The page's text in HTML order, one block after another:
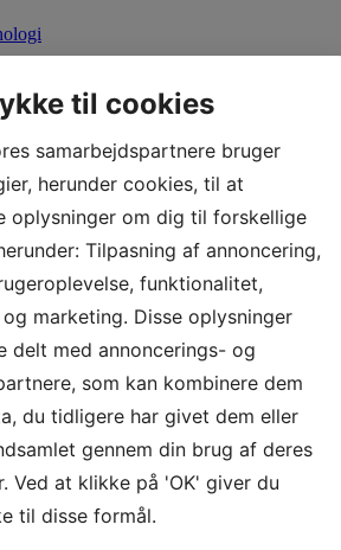
til cookies
samarbejdspartnere bruger
herunder cookies, til at
oplysninger om dig til forskellige
Tilpasning af annoncering,
funktionalitet,
marketing. Disse oplysninger
delt med annoncerings- og
som kan kombinere dem
du tidligere har givet dem eller
gennem din brug af deres
Ved at klikke på 'OK' giver du
til disse formål.